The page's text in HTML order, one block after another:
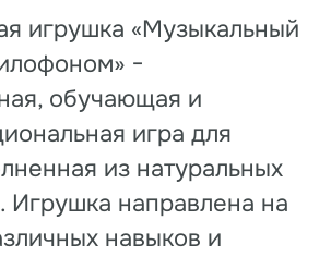
игрушка «Музыкальный
−
обучающая и
игра для
из натуральных
Игрушка направлена на
навыков и